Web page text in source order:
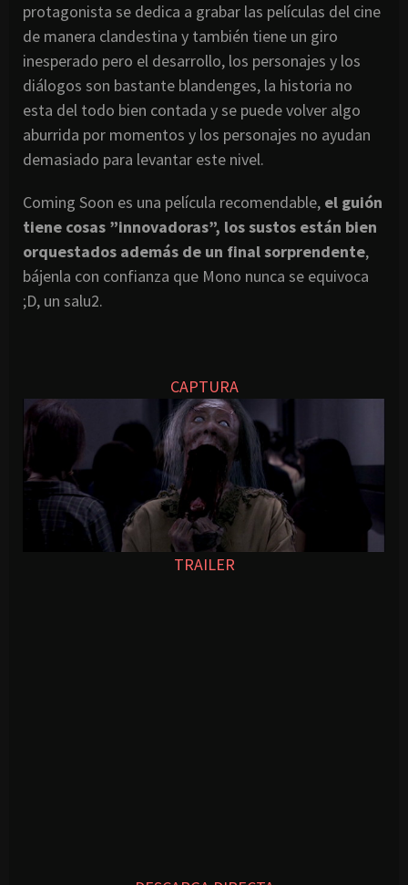
protagonista se dedica a grabar las películas del cine
de manera clandestina y también tiene un giro
inesperado pero el desarrollo, los personajes y los
diálogos son bastante blandenges, la historia no
esta del todo bien contada y se puede volver algo
aburrida por momentos y los personajes no ayudan
demasiado para levantar este nivel.
Coming Soon es una película recomendable, el guión
tiene cosas ”innovadoras”, los sustos están bien
orquestados además de un final sorprendente,
bájenla con confianza que Mono nunca se equivoca
;D, un salu2.
CAPTURA
TRAILER